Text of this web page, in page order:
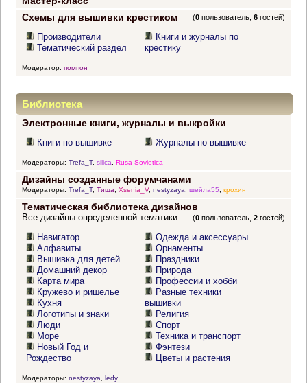
Схемы для вышивки крестиком
(0 пользователь,6 гостей)
Производители
Тематический раздел
Книги и журналы по
крестику
Модератор: помпон
Библиотека
Электронные книги, журналы и выкройки
Книги по вышивке Журналы по вышивке
Модераторы: Trefa_T, silica Rusa Sovietica
Дизайны созданные форумчанами
Модераторы: Trefa_T, Тиша, Xsenia_V, nestyzaya, шейла55, крохин
Тематическая библиотека дизайнов
(0 пользователь,2 гостей)
Все дизайны определенной тематики
Навигатор
Алфавиты
Вышивка для детей
Домашний декор
Карта мира
Кружево и ришелье
Кухня
Логотипы и знаки
Люди
Море
Новый Год и
Рождество
Одежда и аксессуары
Орнаменты
Праздники
Природа
Профессии и хобби
Разные техники
вышивки
Религия
Спорт
Техника и транспорт
Фэнтези
Цветы и растения
Модераторы: nestyzaya ledy